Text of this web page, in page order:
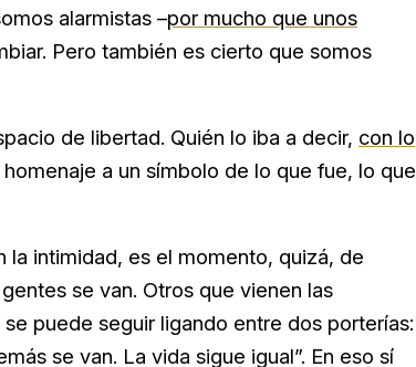
alarmistas –por mucho que unos
Pero también es cierto que somos
de libertad. Quién lo iba a decir, con lo
a un símbolo de lo que fue, lo que
intimidad, es el momento, quizá, de
se van. Otros que vienen las
se puede seguir ligando entre dos porterías:
se van. La vida sigue igual”. En eso sí